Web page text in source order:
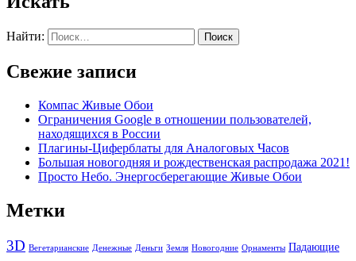
Найти:
Свежие записи
Компас Живые Обои
Ограничения Google в отношении пользователей,
находящихся в России
Плагины-Циферблаты для Аналоговых Часов
Большая новогодняя и рождественская распродажа 2021!
Просто Небо. Энергосберегающие Живые Обои
Метки
3D Вегетарианские Денежные Деньги Земля Новогодние Орнаменты Падающие